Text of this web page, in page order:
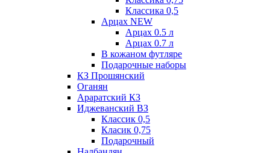
Классика 0,5
Арцах NEW
Арцах 0.5 л
Арцах 0.7 л
В кожаном футляре
Подарочные наборы
КЗ Прошянский
Оганян
Араратский КЗ
Иджеванский ВЗ
Классик 0,5
Класик 0,75
Подарочный